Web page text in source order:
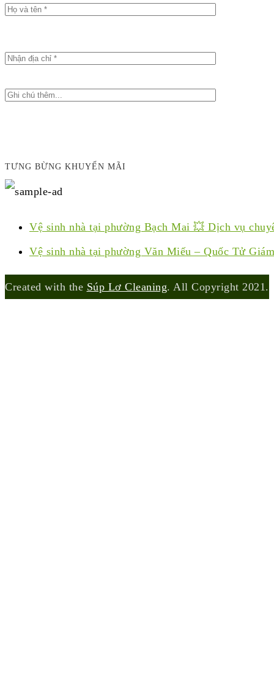
TƯNG BỪNG KHUYẾN MÃI
Vệ sinh nhà tại phường Bạch Mai 💥 Dịch vụ
Vệ sinh nhà tại phường Văn Miếu – Quốc Tử
Created with the Súp Lơ Cleaning. All Copyright 2021.